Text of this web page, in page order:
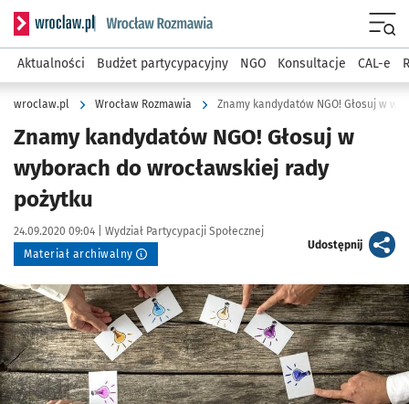
Serwis informacyjny wroclaw.pl podserwis: Rozmawia
Aktualności Budżet partycypacyjny NGO Konsultacje CAL-e
wroclaw.pl Wrocław Rozmawia Znamy kandydatów NGO! Głosuj w
Znamy kandydatów NGO! Głosuj w
wyborach do wrocławskiej rady
pożytku
Data publikacji:
24.09.2020 09:04 | Autor:
Wydział Partycypacji Społecznej
Materiał archiwalny
Udostępnijartykuł
Kliknij, aby powiększyć